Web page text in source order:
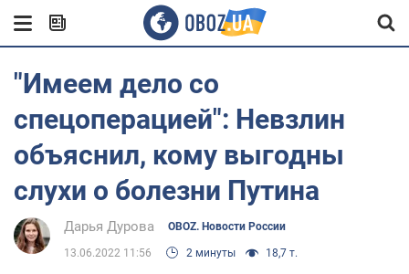
"Имеем дело со
спецоперацией": Невзлин
объяснил, кому выгодны
слухи о болезни Путина
Дарья Дурова OBOZ. Новости России
13.06.2022 11:56 2 минуты 18,7 т.